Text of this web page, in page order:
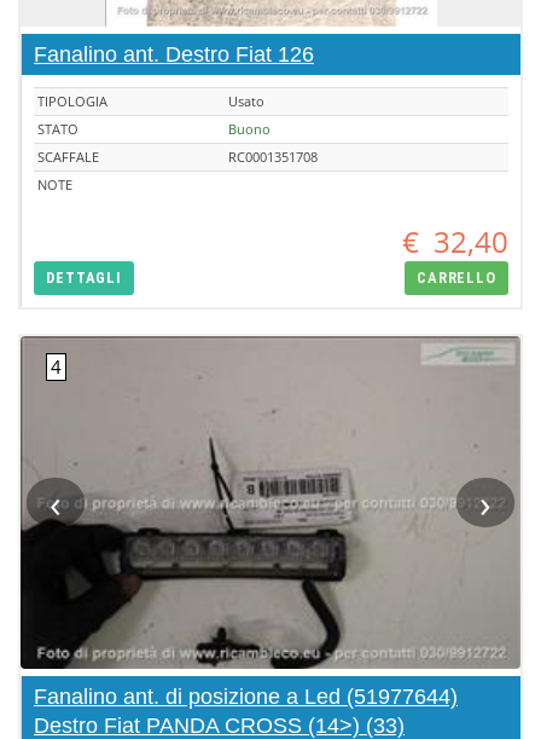
Fanalino ant. Destro Fiat 126
TIPOLOGIA
Usato
STATO
Buono
SCAFFALE
RC0001351708
NOTE
€ 32,40
DETTAGLI CARRELLO
‹ ›
Fanalino ant. di posizione a Led (51977644)
Destro Fiat PANDA CROSS (14>) (33)